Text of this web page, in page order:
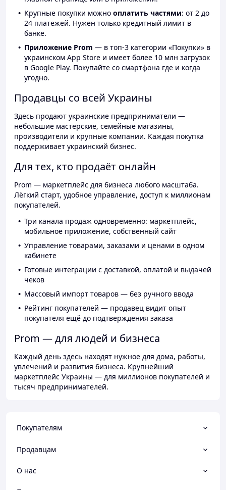
Крупные покупки можно оплатить частями: от 2 до
24 платежей. Нужен только кредитный лимит в
банке.
Приложение Prom — в топ-3 категории «Покупки» в
украинском App Store и имеет более 10 млн загрузок
в Google Play. Покупайте со смартфона где и когда
угодно.
Продавцы со всей Украины
Здесь продают украинские предприниматели —
небольшие мастерские, семейные магазины,
производители и крупные компании. Каждая покупка
поддерживает украинский бизнес.
Для тех, кто продаёт онлайн
Prom — маркетплейс для бизнеса любого масштаба.
Лёгкий старт, удобное управление, доступ к миллионам
покупателей.
Три канала продаж одновременно: маркетплейс,
мобильное приложение, собственный сайт
Управление товарами, заказами и ценами в одном
кабинете
Готовые интеграции с доставкой, оплатой и выдачей
чеков
Массовый импорт товаров — без ручного ввода
Рейтинг покупателей — продавец видит опыт
покупателя ещё до подтверждения заказа
Prom — для людей и бизнеса
Каждый день здесь находят нужное для дома, работы,
увлечений и развития бизнеса. Крупнейший
маркетплейс Украины — для миллионов покупателей и
тысяч предпринимателей.
Покупателям
Продавцам
О нас